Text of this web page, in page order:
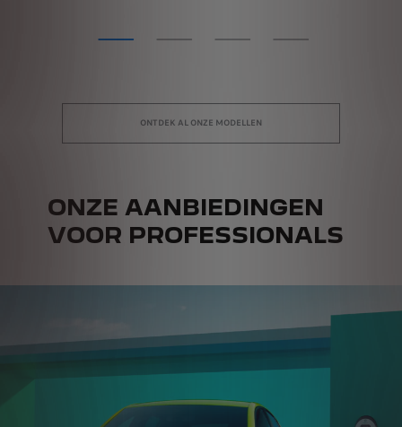
ONTDEK AL ONZE MODELLEN
ONZE AANBIEDINGEN
VOOR PROFESSIONALS